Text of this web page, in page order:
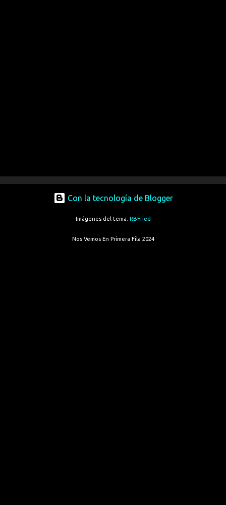
Con la tecnología de Blogger
Imágenes del tema: RBFried
Nos Vemos En Primera Fila 2024